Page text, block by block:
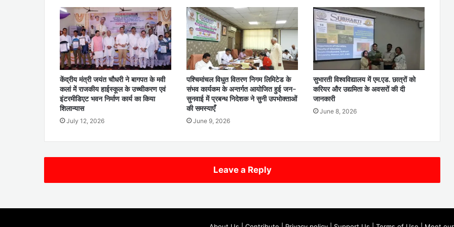
केंद्रीय मंत्री जयंत चौधरी ने बागपत के मवी
कलां में राजकीय हाईस्कूल के उच्चीकरण एवं
इंटरमीडिएट भवन निर्माण कार्य का किया
शिलान्यास
July 12, 2026
पश्चिमांचल विधुत वितरण निगम लिमिटेड के
संभव कार्यकम के अन्तर्गत आयोजित हुई जन-
सुनवाई में प्रबन्ध निदेशक ने सुनी उपभोक्ताओं
की समस्याएँ
June 9, 2026
सुभारती विश्वविद्यालय में एम.एड. छात्रों को
करियर और उद्यमिता के अवसरों की दी
जानकारी
June 8, 2026
Leave a Reply